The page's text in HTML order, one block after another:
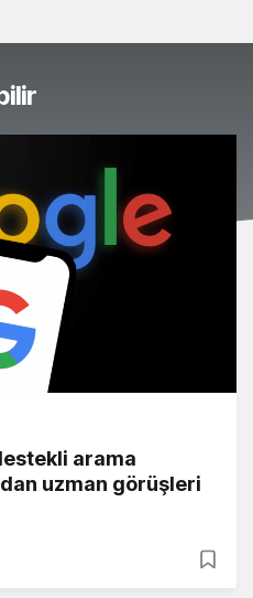
arama
uzman görüşleri